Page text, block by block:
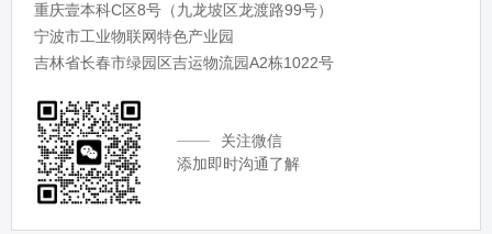
重庆壹本科C区8号（九龙坡区龙渡路99号）
宁波市工业物联网特色产业园
吉林省长春市绿园区吉运物流园A2栋1022号
关注微信
添加即时沟通了解